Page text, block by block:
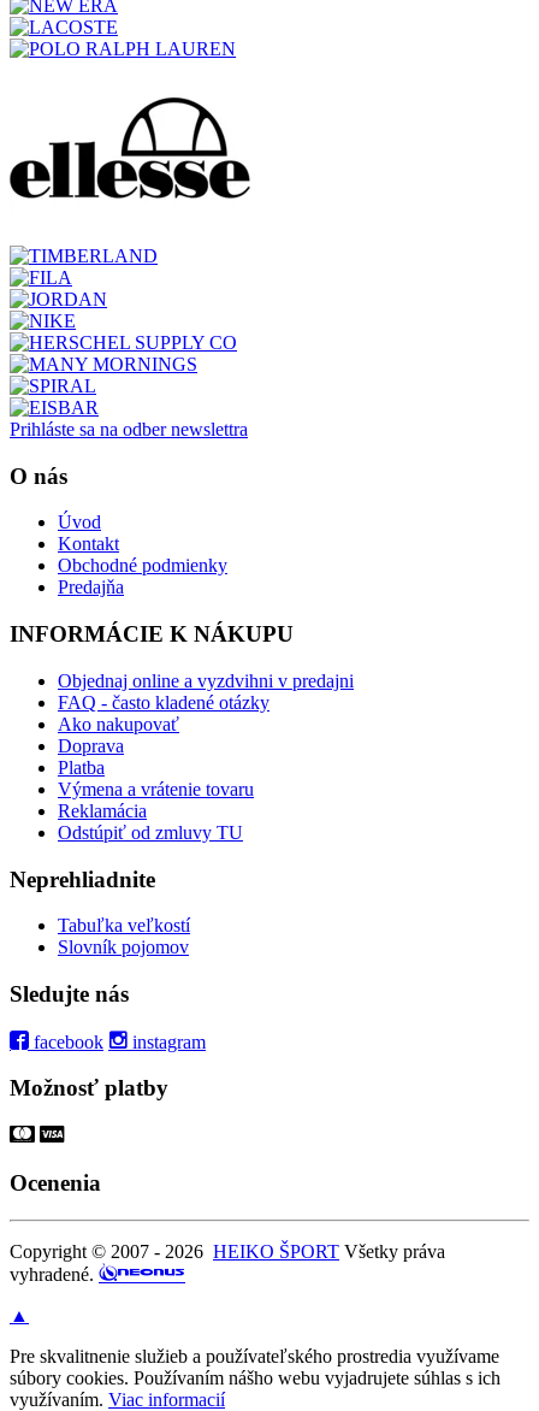
Prihláste sa na odber newslettra
O nás
Úvod
Kontakt
Obchodné podmienky
Predajňa
INFORMÁCIE K NÁKUPU
Objednaj online a vyzdvihni v predajni
FAQ - často kladené otázky
Ako nakupovať
Doprava
Platba
Výmena a vrátenie tovaru
Reklamácia
Odstúpiť od zmluvy TU
Neprehliadnite
Tabuľka veľkostí
Slovník pojomov
Sledujte nás
facebook instagram
Možnosť platby
Ocenenia
Copyright © 2007 - 2026 HEIKO ŠPORT Všetky práva
vyhradené.
▲
Pre skvalitnenie služieb a používateľského prostredia využívame
súbory cookies. Používaním nášho webu vyjadrujete súhlas s ich
využívaním. Viac informacií